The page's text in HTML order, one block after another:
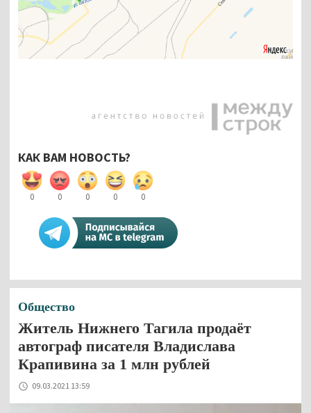
КАК ВАМ НОВОСТЬ?
0 0 0 0 0
Общество
Житель Нижнего Тагила продаёт
автограф писателя Владислава
Крапивина за 1 млн рублей
09.03.2021 13:59